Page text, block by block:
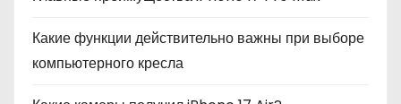
Какие функции действительно важны при выборе
компьютерного кресла